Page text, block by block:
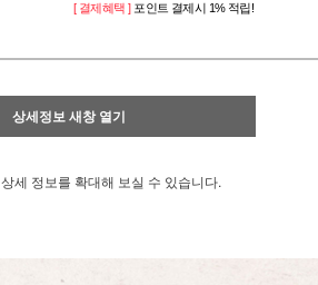
[ 결제혜택 ] 포인트 결제시 1% 적립!
상세정보 새창 열기
상세 정보를 확대해 보실 수 있습니다.